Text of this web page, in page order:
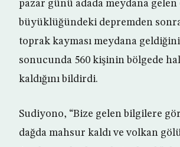
pazar günü adada meydana gelen
büyüklüğündeki depremden
toprak kayması meydana
sonucunda 560 kişinin bölgede
kaldığını bildirdi.
Sudiyono, “Bize gelen bilgilere
dağda mahsur kaldı ve volkan